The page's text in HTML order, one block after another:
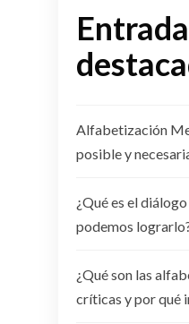
Alfabetización
posible y
¿Qué es el
podemos
¿Qué son las
críticas y por qué